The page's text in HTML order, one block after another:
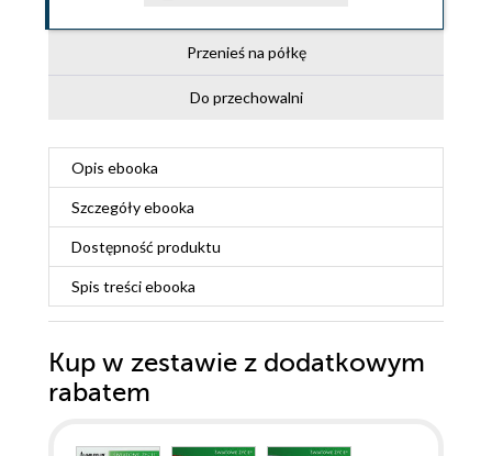
Przenieś na półkę
Do przechowalni
Opis ebooka
Szczegółyebooka
Dostępność produktu
Spis treściebooka
Kup w zestawie z dodatkowym
rabatem